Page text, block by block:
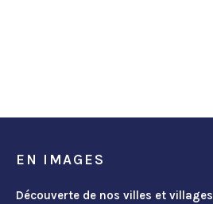
EN IMAGES
Découverte de nos villes et villages